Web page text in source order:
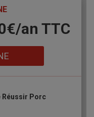
an​ TTC
Réussir Porc